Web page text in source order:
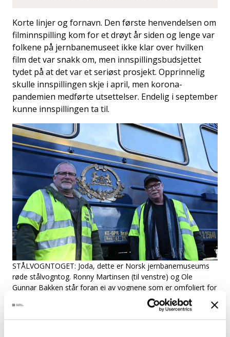
Korte linjer og fornavn. Den første henvendelsen om
filminnspilling kom for et drøyt år siden og lenge var
folkene på jernbanemuseet ikke klar over hvilken
film det var snakk om, men innspillingsbudsjettet
tydet på at det var et seriøst prosjekt. Opprinnelig
skulle innspillingen skje i april, men korona-
pandemien medførte utsettelser. Endelig i september
kunne innspillingen ta til.
STÅLVOGNTOGET: Joda, dette er Norsk jernbanemuseums
røde stålvogntog. Ronny Martinsen (til venstre) og Ole
Gunnar Bakken står foran ei av vognene som er omfoliert for
– Under innspillingen måtte vi holde orden på folk.